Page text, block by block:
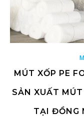
MÚT XỐP PE
SẢN XUẤT MÚT
TẠI ĐỒNG